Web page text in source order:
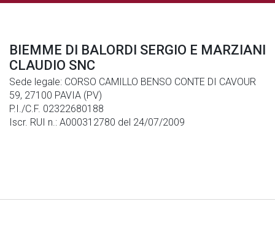
BIEMME DI BALORDI SERGIO E MARZIANI
CLAUDIO SNC
Sede legale: CORSO CAMILLO BENSO CONTE DI CAVOUR
59, 27100 PAVIA (PV)
P.I./C.F. 02322680188
Iscr. RUI n.: A000312780 del 24/07/2009